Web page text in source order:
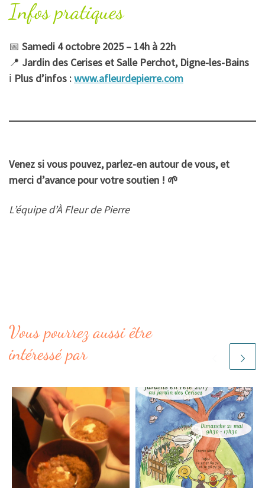
Infos pratiques
📅 Samedi 4 octobre 2025 – 14h à 22h
📍 Jardin des Cerises et Salle Perchot, Digne-les-Bains
ℹ️ Plus d’infos :www.afleurdepierre.com
Venez si vous pouvez, parlez-en autour de vous, et
merci d’avance pour votre soutien ! 🌱
L’équipe d’À Fleur de Pierre
Vous pourrez aussi être
intéressé par